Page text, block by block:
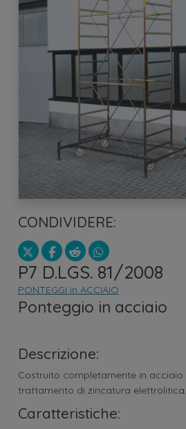
CONDIVIDERE:
P7 D.LGS. 81/2008
PONTEGGI in ACCIAIO
Ponteggio in acciaio
Descrizione:
Costruito completamente in acciaio
trattamento di zincatura elettrolitica.
Caratteristiche: